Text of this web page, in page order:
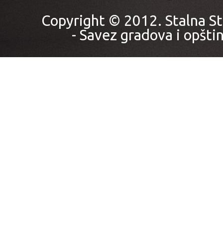
Copyright © 2012. Stalna
- Savez gradova i